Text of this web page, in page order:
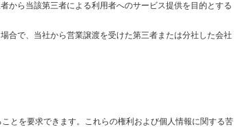
から当該第三者による利用者へのサービス提供を目的とする
合で、当社から営業譲渡を受けた第三者または分社した会社
とを要求できます。これらの権利および個人情報に関する苦